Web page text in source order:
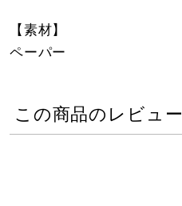
【素材】
ペーパー
この商品のレビュー